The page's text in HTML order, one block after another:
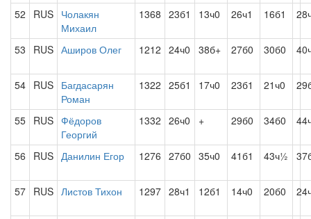
52 RUS Чолакян
Михаил
1368 23б1 13ч0 26ч1 16б1
53 RUS Аширов Олег 1212 24ч0 38б+ 27б0 30б0
54 RUS Багдасарян
Роман
1322 25б1 17ч0 23б1 21ч0
55 RUS Фёдоров
Георгий
1332 26ч0 + 29б0 34б0
56 RUS Данилин Егор 1276 27б0 35ч0 41б1 43ч½
57 RUS Листов Тихон 1297 28ч1 12б1 14ч0 20б0